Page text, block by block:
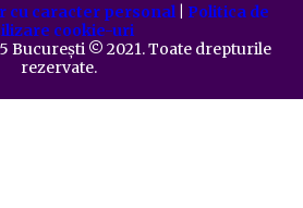
cu caracter personal| Politica de
cookie-uri
București ©️ 2021. Toate drepturile
rezervate.